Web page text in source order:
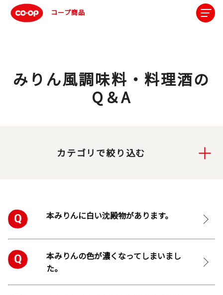
コープ商品
みりん風調味料・料理酒の
Q＆A
カテゴリで絞り込む
本みりんに白い沈殿物があります。
本みりんの色が濃くなってしまいまし
た。